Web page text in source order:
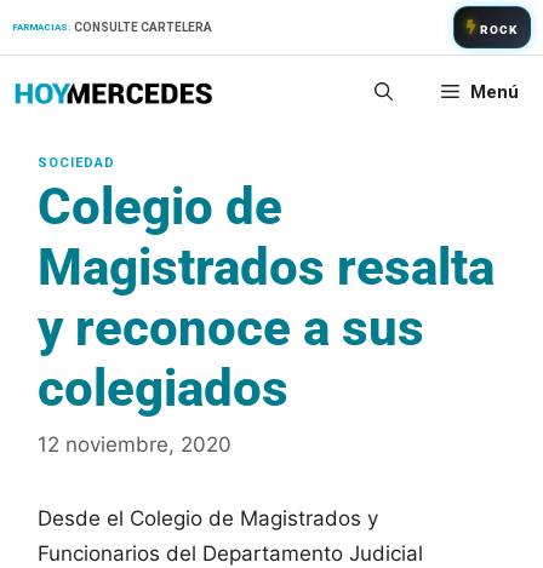
FARMACIAS: CONSULTE CARTELERA ROCK
Menú
Colegio de
Magistrados resalta
y reconoce a sus
colegiados
12 noviembre, 2020
Desde el Colegio de Magistrados y
Funcionarios del Departamento Judicial